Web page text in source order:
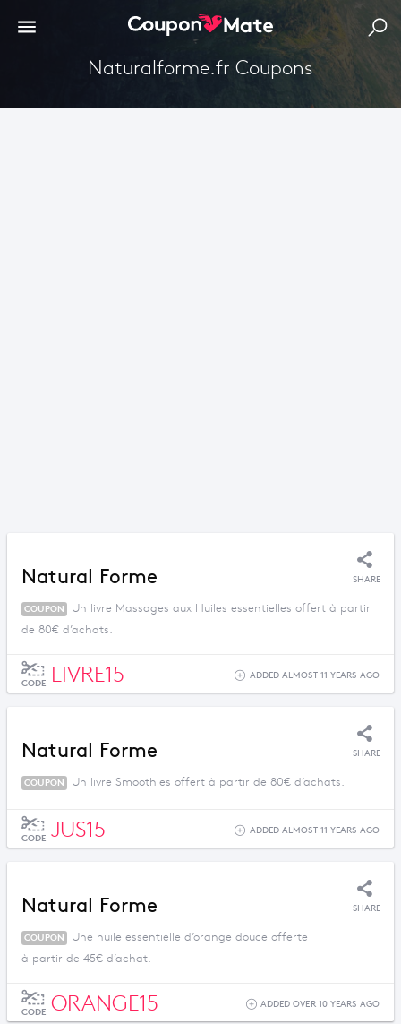
Naturalforme.fr Coupons
Natural Forme SHARE
COUPON
Un livre Massages aux Huiles essentielles offert à partir
de 80€ d’achats.
CODE LIVRE15 ADDED ALMOST 11 YEARS AGO
Natural Forme SHARE
COUPON Un livre Smoothies offert à partir de 80€ d’achats.
CODE JUS15 ADDED ALMOST 11 YEARS AGO
Natural Forme SHARE
COUPON
Une huile essentielle d’orange douce offerte
à partir de 45€ d’achat.
CODE ORANGE15 ADDED OVER 10 YEARS AGO